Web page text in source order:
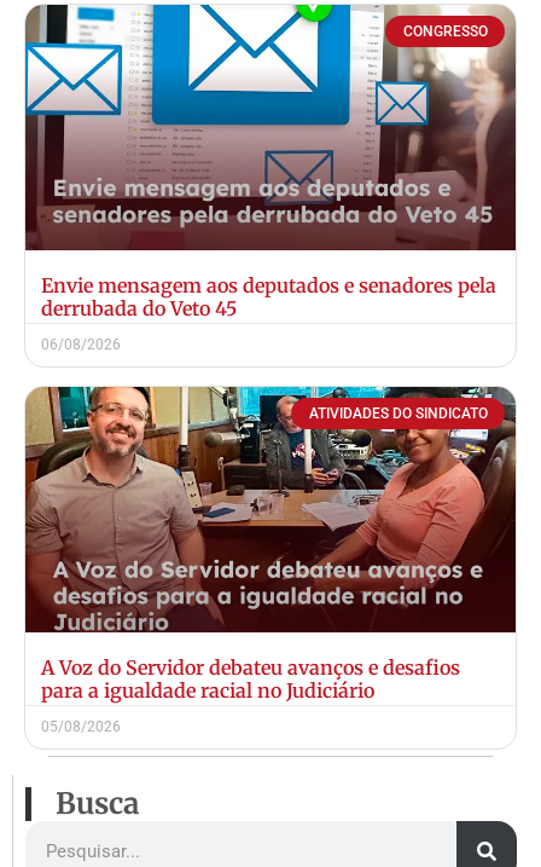
CONGRESSO
Envie mensagem aos deputados e senadores pela
derrubada do Veto 45
06/08/2026
ATIVIDADES DO SINDICATO
A Voz do Servidor debateu avanços e desafios
para a igualdade racial no Judiciário
05/08/2026
Busca